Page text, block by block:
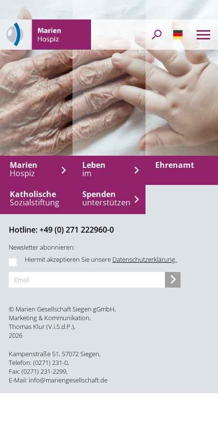
DE
Marien
Hospiz
Leben
im
Ehrenamt
Katholische
Sozialstiftung
Spenden
unterstützen
Hotline:+49 (0) 271 222960-0
Newsletter abonnieren:
Hiermit akzeptieren Sie unsere Datenschutzerklärung.
© Marien Gesellschaft Siegen gGmbH,
Marketing & Kommunikation,
Thomas Klur (V.i.S.d.P.),
2026
Kampenstraße 51, 57072 Siegen,
Telefon: (0271) 231-0,
Fax: (0271) 231-2299,
E-Mail: info@mariengesellschaft.de